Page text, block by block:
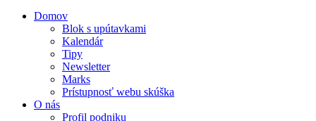
Domov
Blok s upútavkami
Kalendár
Tipy
Newsletter
Marks
Prístupnosť webu skúška
O nás
Profil podniku